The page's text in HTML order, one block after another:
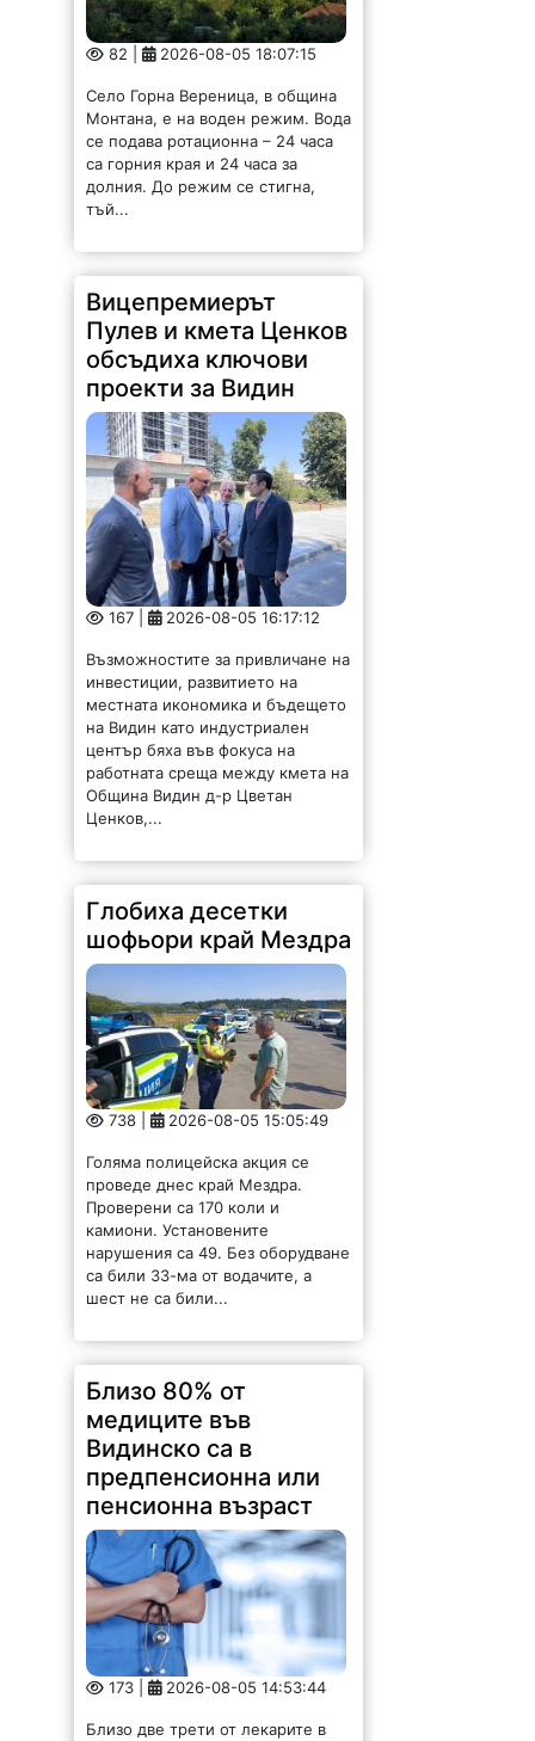
82 | 2026-08-05 18:07:15
Село Горна Вереница, в община
Монтана, е на воден режим. Вода
се подава ротационна – 24 часа
са горния края и 24 часа за
долния. До режим се стигна,
тъй...
Вицепремиерът
Пулев и кмета Ценков
обсъдиха ключови
проекти за Видин
167 | 2026-08-05 16:17:12
Възможностите за привличане на
инвестиции, развитието на
местната икономика и бъдещето
на Видин като индустриален
център бяха във фокуса на
работната среща между кмета на
Община Видин д-р Цветан
Ценков,...
Глобиха десетки
шофьори край Мездра
738 | 2026-08-05 15:05:49
Голяма полицейска акция се
проведе днес край Мездра.
Проверени са 170 коли и
камиони. Установените
нарушения са 49. Без оборудване
са били 33-ма от водачите, а
шест не са били...
Близо 80% от
медиците във
Видинско са в
предпенсионна или
пенсионна възраст
173 | 2026-08-05 14:53:44
Близо две трети от лекарите в